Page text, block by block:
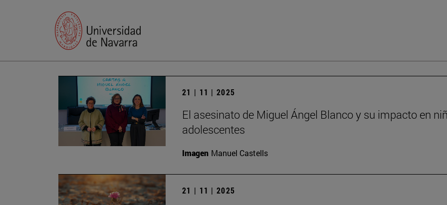
21 | 11 | 2025
El asesinato de Miguel Ángel Blanco y su impacto en
adolescentes
Imagen Manuel Castells
21 | 11 | 2025